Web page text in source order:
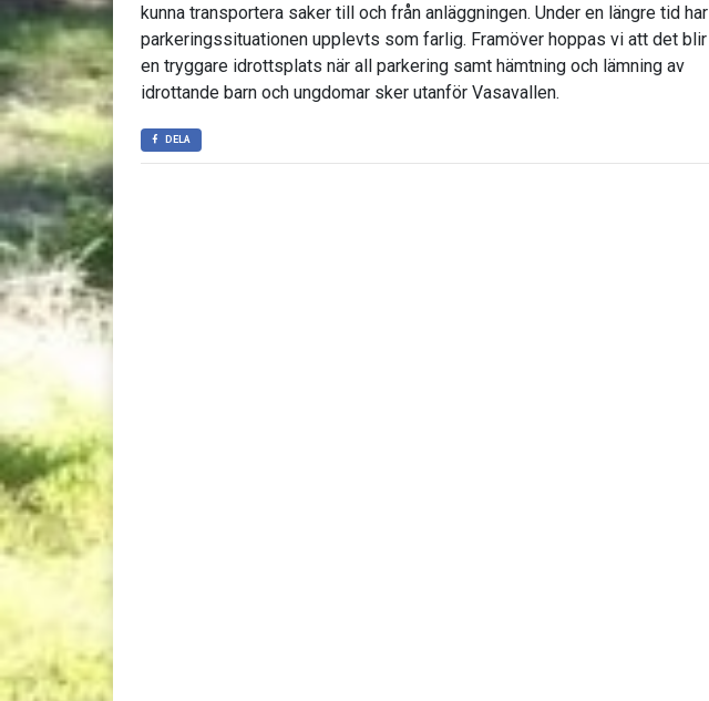
kunna transportera saker till och från anläggningen. Under en längre tid har
parkeringssituationen upplevts som farlig. Framöver hoppas vi att det blir
en tryggare idrottsplats när all parkering samt hämtning och lämning av
idrottande barn och ungdomar sker utanför Vasavallen.
DELA